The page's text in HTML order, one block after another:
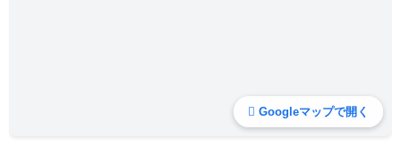
Googleマップで開く